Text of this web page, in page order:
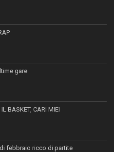
gare
BASKET, CARI MIEI
di febbraio ricco di partite